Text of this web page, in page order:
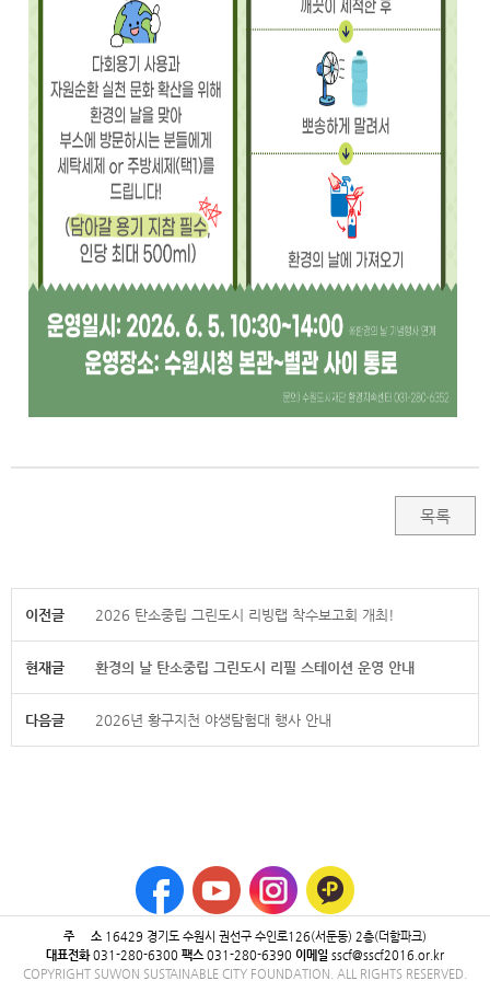
목록
이전글 2026 탄소중립 그린도시 리빙랩 착수보고회 개최!
현재글 환경의 날 탄소중립 그린도시 리필 스테이션 운영 안내
다음글 2026년 황구지천 야생탐험대 행사 안내
주 소 16429 ​경기도 수원시 권선구 수인로126(서둔동) 2층(더함파크)
대표전화031-280-6300 팩스 031-280-6390 이메일 sscf@sscf2016.or.kr
COPYRIGHT SUWON SUSTAINABLE CITY FOUNDATION. ALL RIGHTS RESERVED.